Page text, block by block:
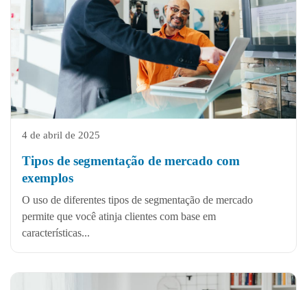
4 de abril de 2025
Tipos de segmentação de mercado com
exemplos
O uso de diferentes tipos de segmentação de mercado
permite que você atinja clientes com base em
características...